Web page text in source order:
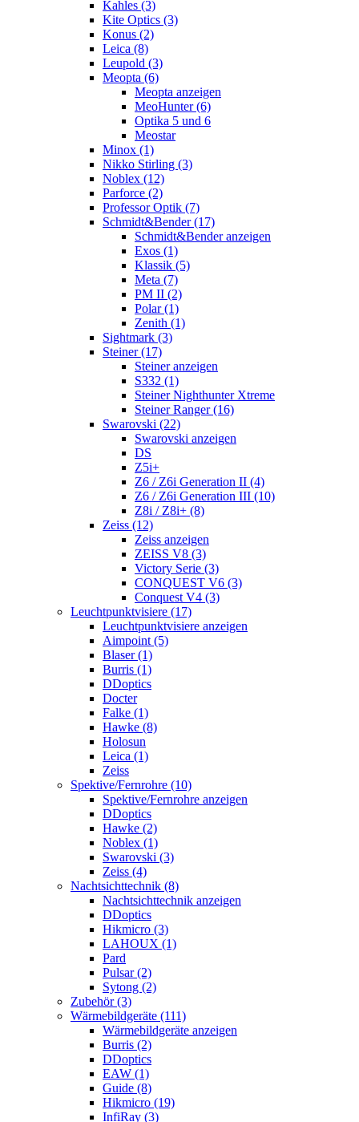
Kahles (3)
Kite Optics (3)
Konus (2)
Leica (8)
Leupold (3)
Meopta (6)
Meopta anzeigen
MeoHunter (6)
Optika 5 und 6
Meostar
Minox (1)
Nikko Stirling (3)
Noblex (12)
Parforce (2)
Professor Optik (7)
Schmidt&Bender (17)
Schmidt&Bender anzeigen
Exos (1)
Klassik (5)
Meta (7)
PM II (2)
Polar (1)
Zenith (1)
Sightmark (3)
Steiner (17)
Steiner anzeigen
S332 (1)
Steiner Nighthunter Xtreme
Steiner Ranger (16)
Swarovski (22)
Swarovski anzeigen
DS
Z5i+
Z6 / Z6i Generation II (4)
Z6 / Z6i Generation III (10)
Z8i / Z8i+ (8)
Zeiss (12)
Zeiss anzeigen
ZEISS V8 (3)
Victory Serie (3)
CONQUEST V6 (3)
Conquest V4 (3)
Leuchtpunktvisiere (17)
Leuchtpunktvisiere anzeigen
Aimpoint (5)
Blaser (1)
Burris (1)
DDoptics
Docter
Falke (1)
Hawke (8)
Holosun
Leica (1)
Zeiss
Spektive/Fernrohre (10)
Spektive/Fernrohre anzeigen
DDoptics
Hawke (2)
Noblex (1)
Swarovski (3)
Zeiss (4)
Nachtsichttechnik (8)
Nachtsichttechnik anzeigen
DDoptics
Hikmicro (3)
LAHOUX (1)
Pard
Pulsar (2)
Sytong (2)
Zubehör (3)
Wärmebildgeräte (111)
Wärmebildgeräte anzeigen
Burris (2)
DDoptics
EAW (1)
Guide (8)
Hikmicro (19)
InfiRay (3)